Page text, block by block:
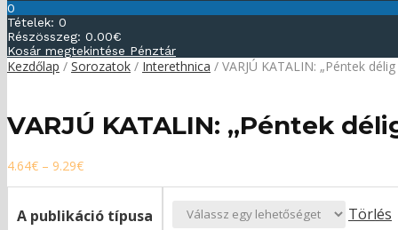
0
Tételek: 0
Részösszeg: 0.00€
Kosár megtekintése Pénztár
Kezdőlap / Sorozatok / Interethnica / VARJÚ KATALIN: „Péntek
VARJÚ KATALIN: „Péntek
4.64€ – 9.29€Ártartomány:
9.29€
A publikáció típusa Törlés